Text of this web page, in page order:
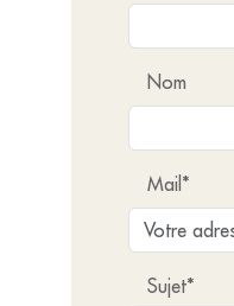
Nom
Mail*
Sujet*